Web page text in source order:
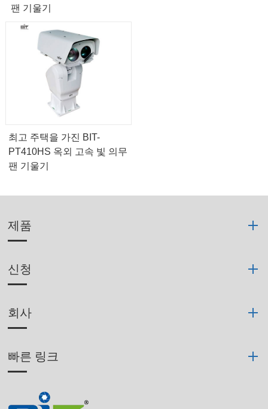
팬 기울기
최고 주택을 가진 BIT-
PT410HS 옥외 고속 빛 의무
팬 기울기
제품
신청
회사
빠른 링크